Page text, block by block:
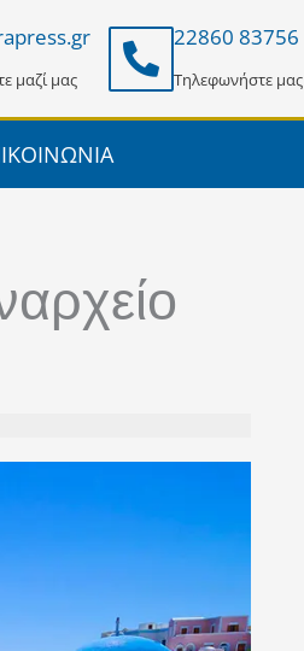
μαζί μας
22860 83756
Τηλεφωνήστε μας